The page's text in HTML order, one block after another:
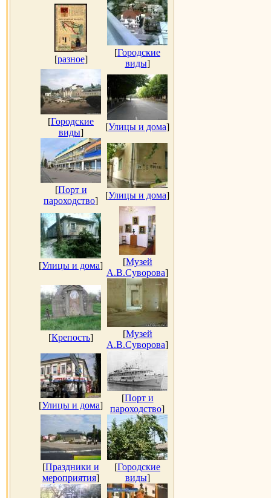
[разное]
[Городские
виды]
[Городские
виды]
[Улицы и дома]
[Порт и
пароходство]
[Улицы и дома]
[Улицы и дома] [Музей
А.В.Суворова]
[Крепость] [Музей
А.В.Суворова]
[Улицы и дома]
[Порт и
пароходство]
[Праздники и
мероприятия]
[Городские
виды]